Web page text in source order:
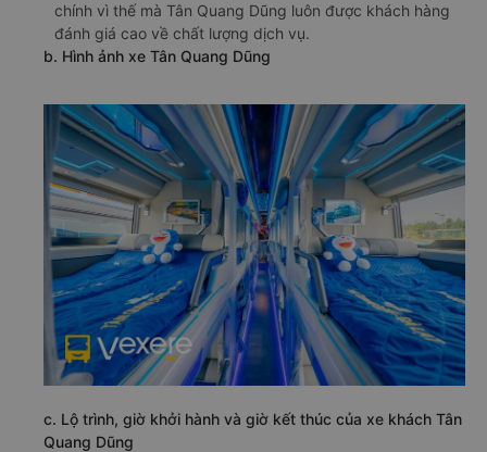
chính vì thế mà Tân Quang Dũng luôn được khách hàng
đánh giá cao về chất lượng dịch vụ.
b. Hình ảnh xe Tân Quang Dũng
c. Lộ trình, giờ khởi hành và giờ kết thúc của xe khách Tân
Quang Dũng